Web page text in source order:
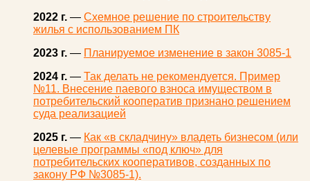
2022 г. — Схемное решение по строительству
жилья с использованием ПК
2023 г. — Планируемое изменение в закон 3085-1
2024 г. — Так делать не рекомендуется. Пример
№11. Внесение паевого взноса имуществом в
потребительский кооператив признано решением
суда реализацией
2025 г. — Как «в складчину» владеть бизнесом (или
целевые программы «под ключ» для
потребительских кооперативов, созданных по
закону РФ №3085-1).